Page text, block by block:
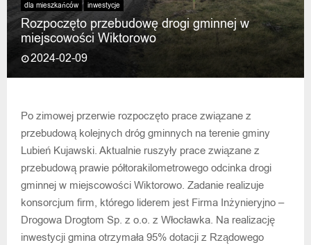
dla mieszkańców inwestycje
Rozpoczęto przebudowę drogi gminnej w
miejscowości Wiktorowo
2024-02-09
Po zimowej przerwie rozpoczęto prace związane z
przebudową kolejnych dróg gminnych na terenie gminy
Lubień Kujawski. Aktualnie ruszyły prace związane z
przebudową prawie półtorakilometrowego odcinka drogi
gminnej w miejscowości Wiktorowo. Zadanie realizuje
konsorcjum firm, którego liderem jest Firma Inżynieryjno –
Drogowa Drogtom Sp. z o.o. z Włocławka. Na realizację
inwestycji gmina otrzymała 95% dotacji z Rządowego